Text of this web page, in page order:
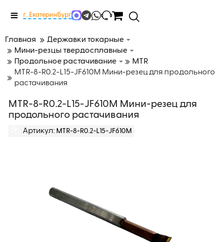
Меню
г. Екатеринбург
Главная
Державки токарные
Мини-резцы твердосплавные
Продольное растачивание
MTR
MTR-8-R0.2-L15-JF610M Мини-резец для продольного
растачивания
MTR-8-R0.2-L15-JF610M Мини-резец для
продольного растачивания
Артикул: MTR-8-R0.2-L15-JF610M